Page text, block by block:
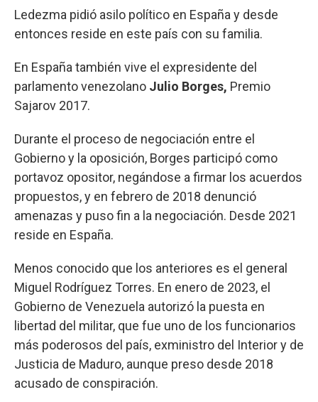
Ledezma pidió asilo político en España y desde
entonces reside en este país con su familia.
En España también vive el expresidente del
parlamento venezolano Julio Borges, Premio
Sajarov 2017.
Durante el proceso de negociación entre el
Gobierno y la oposición, Borges participó como
portavoz opositor, negándose a firmar los acuerdos
propuestos, y en febrero de 2018 denunció
amenazas y puso fin a la negociación. Desde 2021
reside en España.
Menos conocido que los anteriores es el general
Miguel Rodríguez Torres. En enero de 2023, el
Gobierno de Venezuela autorizó la puesta en
libertad del militar, que fue uno de los funcionarios
más poderosos del país, exministro del Interior y de
Justicia de Maduro, aunque preso desde 2018
acusado de conspiración.